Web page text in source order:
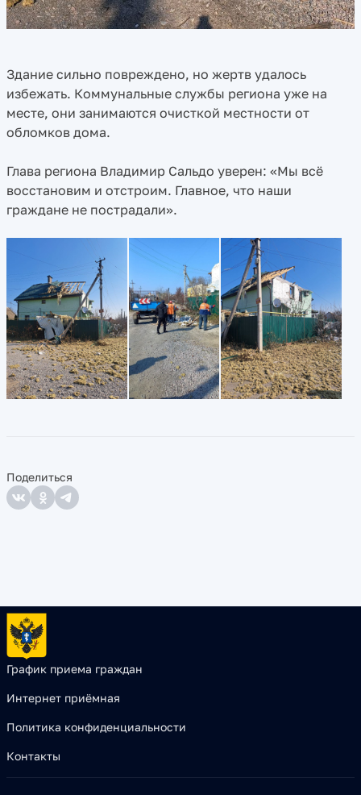
Здание сильно повреждено, но жертв удалось
избежать. Коммунальные службы региона уже на
месте, они занимаются очисткой местности от
обломков дома.
Глава региона Владимир Сальдо уверен: «Мы всё
восстановим и отстроим. Главное, что наши
граждане не пострадали».
Поделиться
График приема граждан
Интернет приёмная
Политика конфиденциальности
Контакты